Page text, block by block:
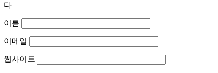
다
이름
이메일
웹사이트